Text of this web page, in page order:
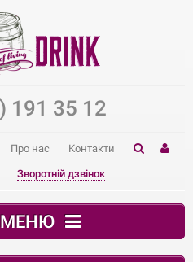
191 35 12
Про нас Контакти
Зворотній дзвінок